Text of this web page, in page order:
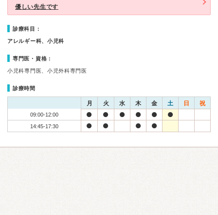
優しい先生です
診療科目：
アレルギー科、小児科
専門医・資格：
小児科専門医、小児外科専門医
診療時間
月 火 水 木 金 土 日 祝
09:00-12:00
14:45-17:30